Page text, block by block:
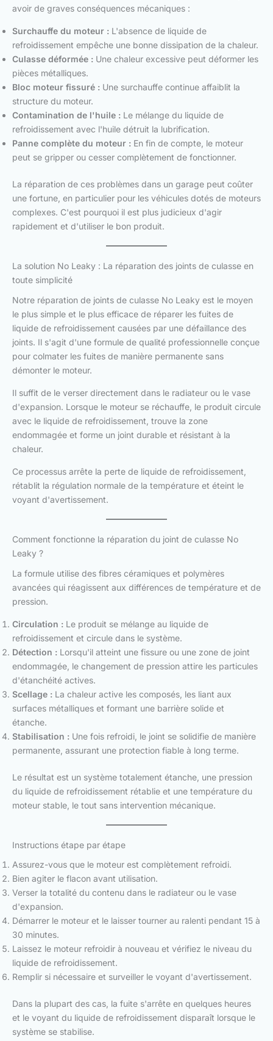
avoir de graves conséquences mécaniques :
Surchauffe du moteur : L'absence de liquide de
refroidissement empêche une bonne dissipation de la chaleur.
Culasse déformée : Une chaleur excessive peut déformer les
pièces métalliques.
Bloc moteur fissuré : Une surchauffe continue affaiblit la
structure du moteur.
Contamination de l'huile : Le mélange du liquide de
refroidissement avec l'huile détruit la lubrification.
Panne complète du moteur : En fin de compte, le moteur
peut se gripper ou cesser complètement de fonctionner.
La réparation de ces problèmes dans un garage peut coûter
une fortune, en particulier pour les véhicules dotés de moteurs
complexes. C'est pourquoi il est plus judicieux d'agir
rapidement et d'utiliser le bon produit.
La solution No Leaky : La réparation des joints de culasse en
toute simplicité
Notre réparation de joints de culasse No Leaky est le moyen
le plus simple et le plus efficace de réparer les fuites de
liquide de refroidissement causées par une défaillance des
joints. Il s'agit d'une formule de qualité professionnelle conçue
pour colmater les fuites de manière permanente sans
démonter le moteur.
Il suffit de le verser directement dans le radiateur ou le vase
d'expansion. Lorsque le moteur se réchauffe, le produit circule
avec le liquide de refroidissement, trouve la zone
endommagée et forme un joint durable et résistant à la
chaleur.
Ce processus arrête la perte de liquide de refroidissement,
rétablit la régulation normale de la température et éteint le
voyant d'avertissement.
Comment fonctionne la réparation du joint de culasse No
Leaky ?
La formule utilise des fibres céramiques et polymères
avancées qui réagissent aux différences de température et de
pression.
Circulation : Le produit se mélange au liquide de
refroidissement et circule dans le système.
Détection : Lorsqu'il atteint une fissure ou une zone de joint
endommagée, le changement de pression attire les particules
d'étanchéité actives.
Scellage : La chaleur active les composés, les liant aux
surfaces métalliques et formant une barrière solide et
étanche.
Stabilisation : Une fois refroidi, le joint se solidifie de manière
permanente, assurant une protection fiable à long terme.
Le résultat est un système totalement étanche, une pression
du liquide de refroidissement rétablie et une température du
moteur stable, le tout sans intervention mécanique.
Instructions étape par étape
Assurez-vous que le moteur est complètement refroidi.
Bien agiter le flacon avant utilisation.
Verser la totalité du contenu dans le radiateur ou le vase
d'expansion.
Démarrer le moteur et le laisser tourner au ralenti pendant 15 à
30 minutes.
Laissez le moteur refroidir à nouveau et vérifiez le niveau du
liquide de refroidissement.
Remplir si nécessaire et surveiller le voyant d'avertissement.
Dans la plupart des cas, la fuite s'arrête en quelques heures
et le voyant du liquide de refroidissement disparaît lorsque le
système se stabilise.